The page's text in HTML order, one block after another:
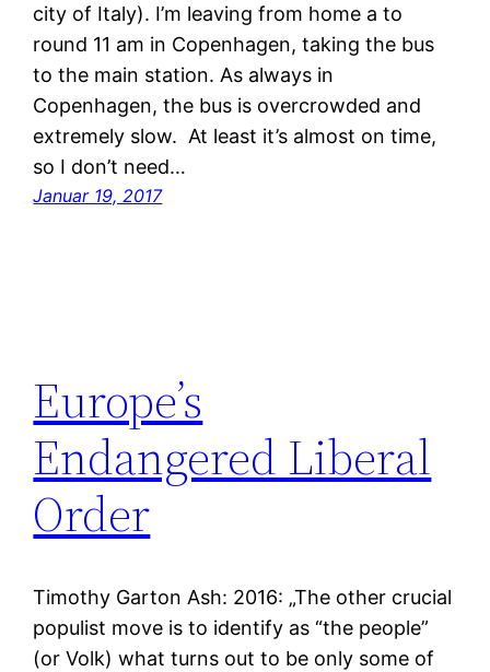
city of Italy). I’m leaving from home a to
round 11 am in Copenhagen, taking the bus
to the main station. As always in
Copenhagen, the bus is overcrowded and
extremely slow. At least it’s almost on time,
so I don’t need…
Januar 19, 2017
Europe’s
Endangered Liberal
Order
Timothy Garton Ash: 2016: „The other crucial
populist move is to identify as “the people”
(or Volk) what turns out to be only some of